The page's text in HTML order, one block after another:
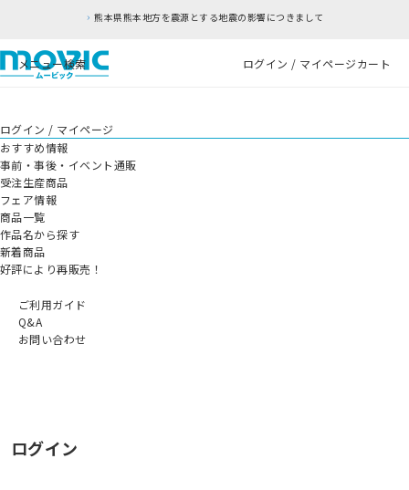
熊本県熊本地方を震源とする地震の影響につきまして
メニュー検索 ログイン / マイページカート
ログイン / マイページ
おすすめ情報
事前・事後・イベント通販
受注生産商品
フェア情報
商品一覧
作品名から探す
新着商品
好評により再販売！
ご利用ガイド
Q&A
お問い合わせ
ログイン